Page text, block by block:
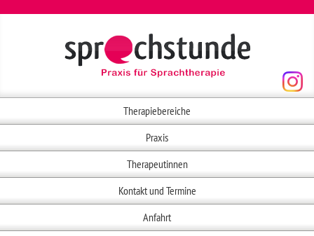
Therapiebereiche
Praxis
Therapeutinnen
Kontakt und Termine
Anfahrt